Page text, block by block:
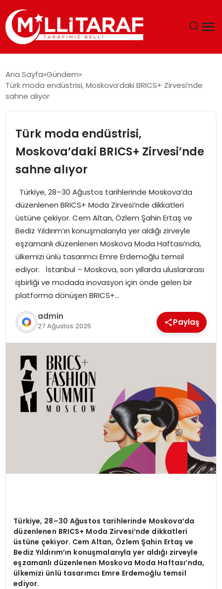
ÖZEL SAYFALAR
SPOR
SIYASET
MAGAZIN
Ana Sayfa Gündem
Türk moda endüstrisi, Moskova’daki BRICS+ Zirvesi’nde
sahne alıyor
Türk moda endüstrisi,
Moskova’daki BRICS+ Zirvesi’nde
sahne alıyor
Türkiye, 28–30 Ağustos tarihlerinde Moskova’da
düzenlenen BRICS+ Moda Zirvesi’nde dikkatleri
üstüne çekiyor. Cem Altan, Özlem Şahin Ertaş ve
Bediz Yıldırım’ın konuşmalarıyla yer aldığı zirveyle
eşzamanlı düzenlenen Moskova Moda Haftası’nda,
ülkemizi ünlü tasarımcı Emre Erdemoğlu temsil
ediyor. İstanbul – Moskova, son yıllarda uluslararası
işbirliği ve modada inovasyon için önde gelen bir
platforma dönüşen BRICS+…
admin
27 Ağustos 2025 Paylaş
Türkiye, 28–30 Ağustos tarihlerinde Moskova’da
düzenlenen BRICS+ Moda Zirvesi’nde dikkatleri
üstüne çekiyor. Cem Altan, Özlem Şahin Ertaş ve
Bediz Yıldırım’ın konuşmalarıyla yer aldığı zirveyle
eşzamanlı düzenlenen Moskova Moda Haftası’nda,
ülkemizi ünlü tasarımcı Emre Erdemoğlu temsil
ediyor.